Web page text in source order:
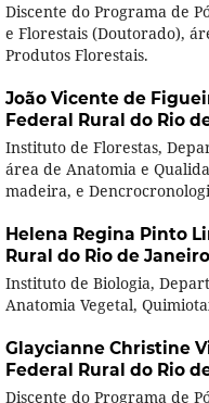
Discente do Programa de
e Florestais (Doutorado),
Produtos Florestais.
João Vicente de
Federal Rural do Rio
Instituto de Florestas,
área de Anatomia e
madeira, e
Helena Regina Pinto
Rural do Rio de Janeiro
Instituto de Biologia,
Anatomia Vegetal,
Glaycianne Christine
Federal Rural do Rio
Discente do Programa de